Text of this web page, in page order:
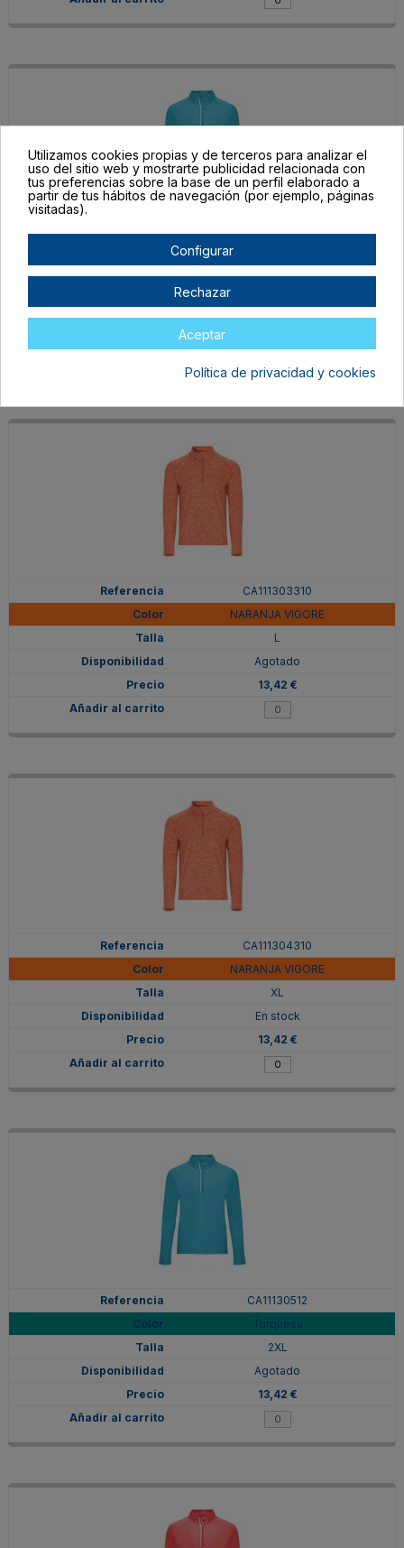
CA11130312
En stock
CA111303310
NARANJA VIGORE
L
Agotado
13,42 €
CA111304310
NARANJA VIGORE
XL
En stock
13,42 €
CA11130512
Turquesa
2XL
Agotado
13,42 €
Utilizamos cookies propias y de terceros para analizar el
uso del sitio web y mostrarte publicidad relacionada con
tus preferencias sobre la base de un perfil elaborado a
partir de tus hábitos de navegación (por ejemplo, páginas
visitadas).
Configurar
Rechazar
Aceptar
Política de privacidad y cookies